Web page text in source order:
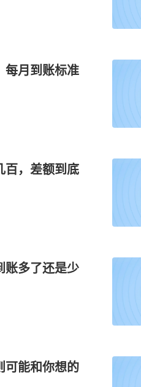
每月到账标准
百，差额到底
账多了还是少
可能和你想的